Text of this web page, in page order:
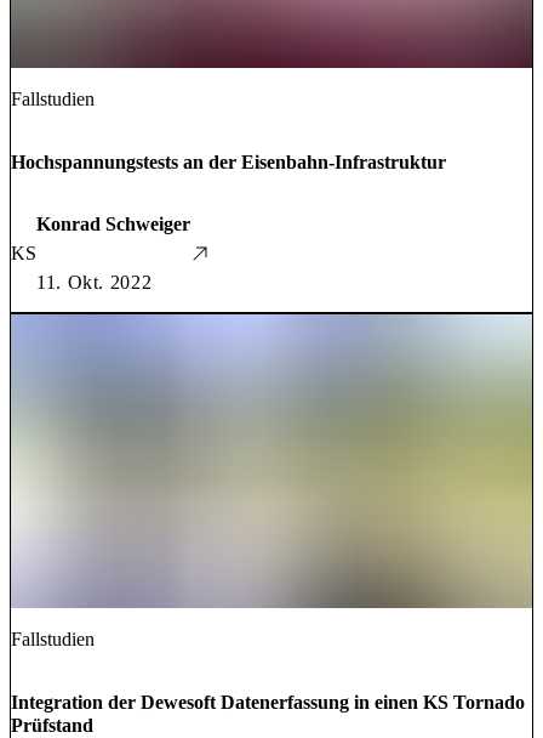
Fallstudien
Hochspannungstests an der Eisenbahn-Infrastruktur
KS
Konrad Schweiger
11. Okt. 2022
Fallstudien
Integration der Dewesoft Datenerfassung in einen KS Tornado
Prüfstand